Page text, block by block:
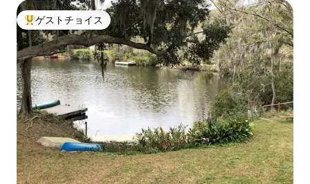
大好評のゲストチョイスです。
ゲストチョイス